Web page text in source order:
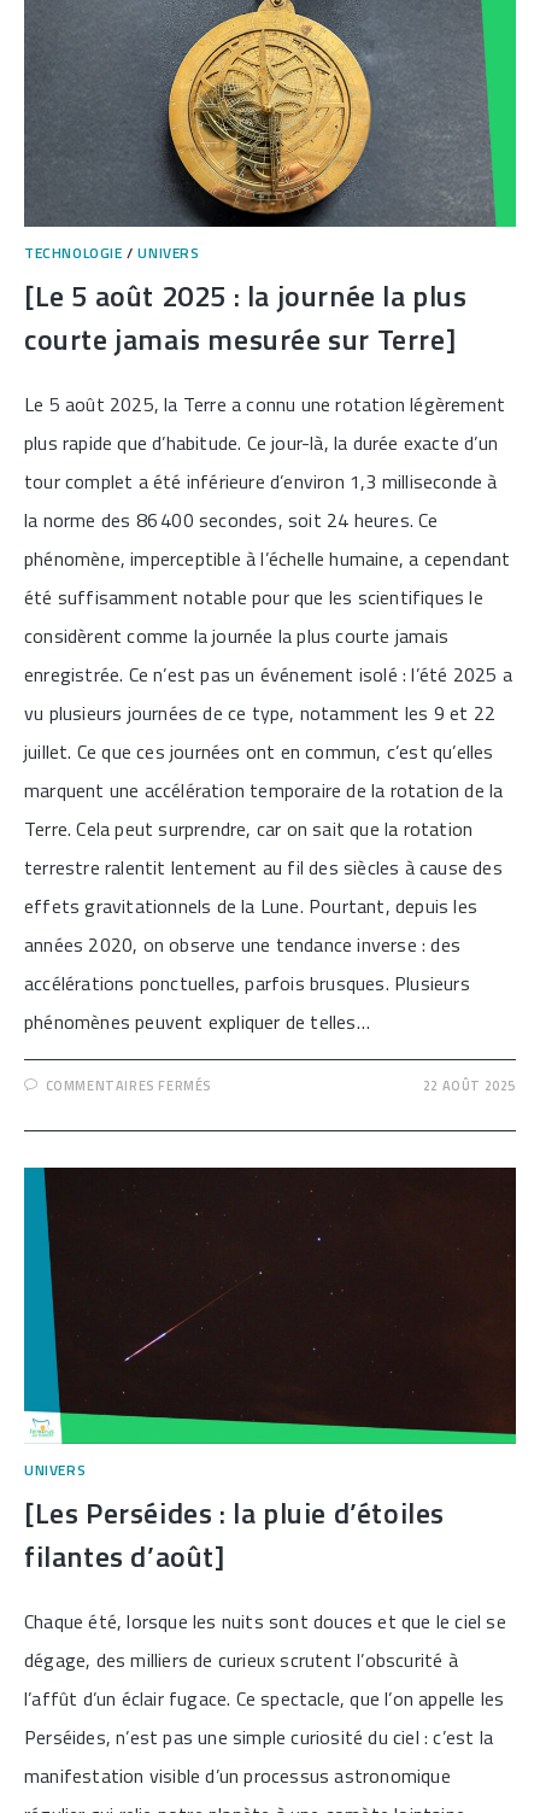
DE
2026]
TECHNOLOGIE /UNIVERS
[Le 5 août 2025 : la journée la plus
courte jamais mesurée sur Terre]
Le 5 août 2025, la Terre a connu une rotation légèrement
plus rapide que d’habitude. Ce jour-là, la durée exacte d’un
tour complet a été inférieure d’environ 1,3 milliseconde à
la norme des 86 400 secondes, soit 24 heures. Ce
phénomène, imperceptible à l’échelle humaine, a cependant
été suffisamment notable pour que les scientifiques le
considèrent comme la journée la plus courte jamais
enregistrée. Ce n’est pas un événement isolé : l’été 2025 a
vu plusieurs journées de ce type, notamment les 9 et 22
juillet. Ce que ces journées ont en commun, c’est qu’elles
marquent une accélération temporaire de la rotation de la
Terre. Cela peut surprendre, car on sait que la rotation
terrestre ralentit lentement au fil des siècles à cause des
effets gravitationnels de la Lune. Pourtant, depuis les
années 2020, on observe une tendance inverse : des
accélérations ponctuelles, parfois brusques. Plusieurs
phénomènes peuvent expliquer de telles…
COMMENTAIRES FERMÉS
AOÛT
:
JOURNÉE
LA
MESURÉE
SUR
TERRE]
22 AOÛT 2025
UNIVERS
[Les Perséides : la pluie d’étoiles
filantes d’août]
Chaque été, lorsque les nuits sont douces et que le ciel se
dégage, des milliers de curieux scrutent l’obscurité à
l’affût d’un éclair fugace. Ce spectacle, que l’on appelle les
Perséides, n’est pas une simple curiosité du ciel : c’est la
manifestation visible d’un processus astronomique